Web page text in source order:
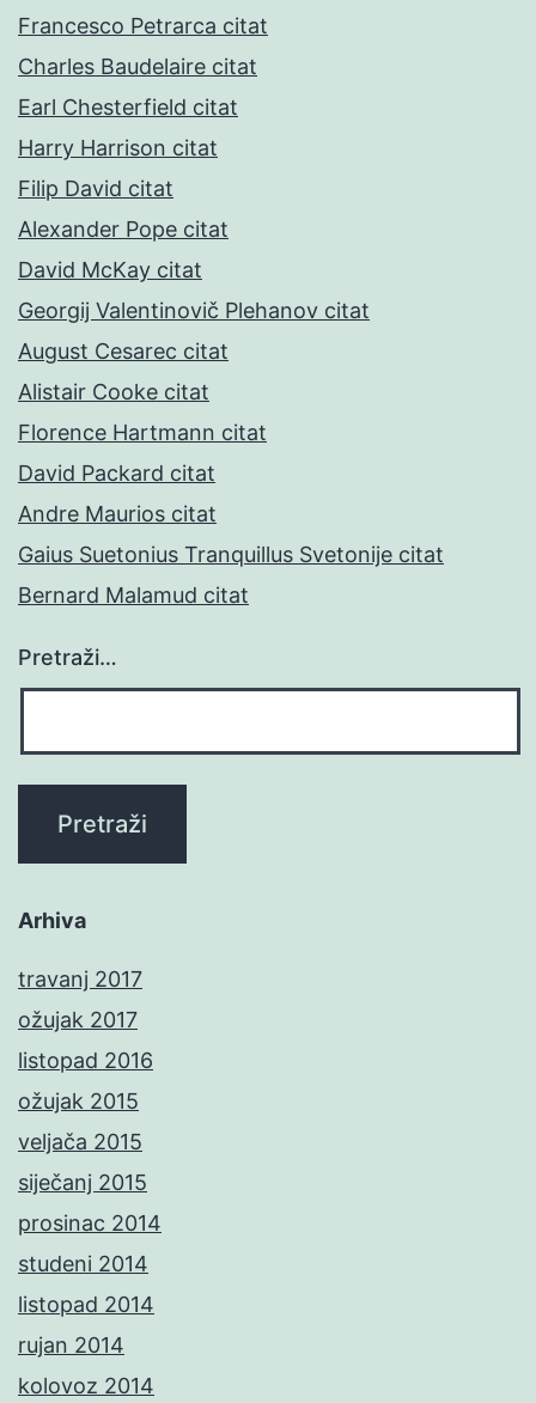
Francesco Petrarca citat
Charles Baudelaire citat
Earl Chesterfield citat
Harry Harrison citat
Filip David citat
Alexander Pope citat
David McKay citat
Georgij Valentinovič Plehanov citat
August Cesarec citat
Alistair Cooke citat
Florence Hartmann citat
David Packard citat
Andre Maurios citat
Gaius Suetonius Tranquillus Svetonije citat
Bernard Malamud citat
Pretraži…
Arhiva
travanj 2017
ožujak 2017
listopad 2016
ožujak 2015
veljača 2015
siječanj 2015
prosinac 2014
studeni 2014
listopad 2014
rujan 2014
kolovoz 2014